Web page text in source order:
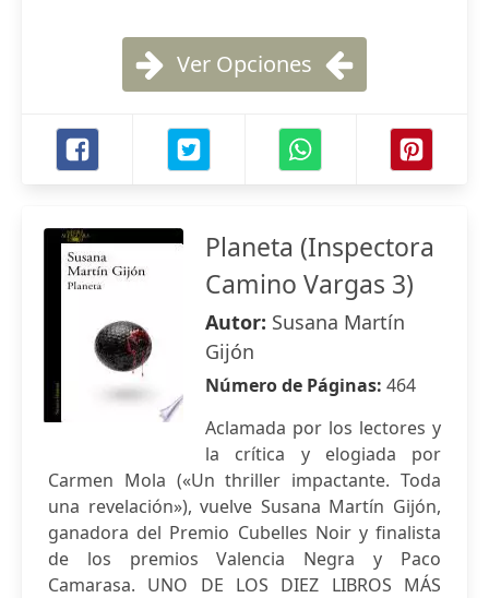
Ver Opciones
Planeta (Inspectora
Camino Vargas 3)
Autor: Susana Martín
Gijón
Número de Páginas: 464
Aclamada por los lectores y
la crítica y elogiada por
Carmen Mola («Un thriller impactante. Toda
una revelación»), vuelve Susana Martín Gijón,
ganadora del Premio Cubelles Noir y finalista
de los premios Valencia Negra y Paco
Camarasa. UNO DE LOS DIEZ LIBROS MÁS